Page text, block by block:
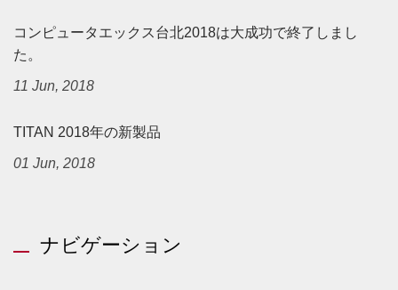
コンピュータエックス台北2018は大成功で終了しまし
た。
11 Jun, 2018
TITAN 2018年の新製品
01 Jun, 2018
ナビゲーション